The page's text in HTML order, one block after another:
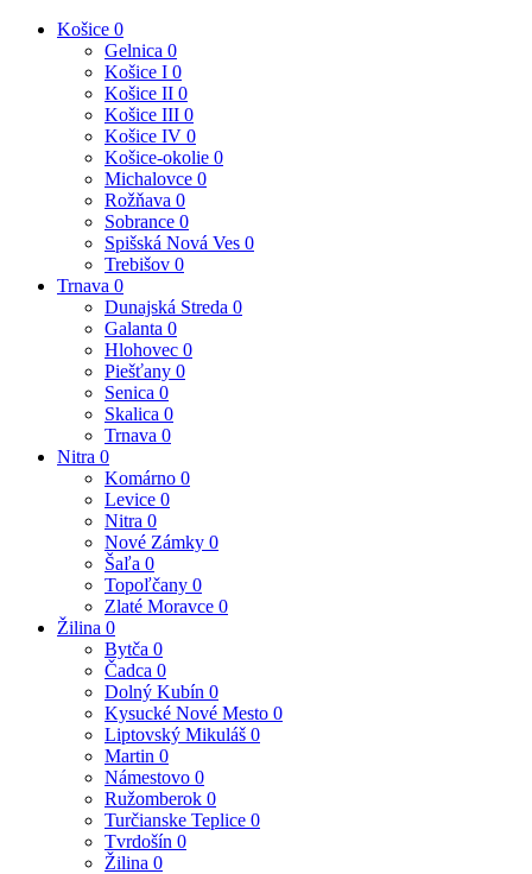
Košice 0
Gelnica 0
Košice I 0
Košice II 0
Košice III 0
Košice IV 0
Košice-okolie 0
Michalovce 0
Rožňava 0
Sobrance 0
Spišská Nová Ves 0
Trebišov 0
Trnava 0
Dunajská Streda 0
Galanta 0
Hlohovec 0
Piešťany 0
Senica 0
Skalica 0
Trnava 0
Nitra 0
Komárno 0
Levice 0
Nitra 0
Nové Zámky 0
Šaľa 0
Topoľčany 0
Zlaté Moravce 0
Žilina 0
Bytča 0
Čadca 0
Dolný Kubín 0
Kysucké Nové Mesto 0
Liptovský Mikuláš 0
Martin 0
Námestovo 0
Ružomberok 0
Turčianske Teplice 0
Tvrdošín 0
Žilina 0